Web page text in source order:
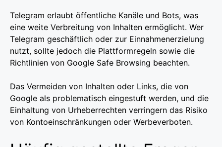
Telegram erlaubt öffentliche Kanäle und Bots, was
eine weite Verbreitung von Inhalten ermöglicht. Wer
Telegram geschäftlich oder zur Einnahmenerzielung
nutzt, sollte jedoch die Plattformregeln sowie die
Richtlinien von Google Safe Browsing beachten.
Das Vermeiden von Inhalten oder Links, die von
Google als problematisch eingestuft werden, und die
Einhaltung von Urheberrechten verringern das Risiko
von Kontoeinschränkungen oder Werbeverboten.